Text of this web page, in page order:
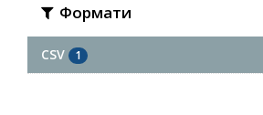
Формати
CSV 1